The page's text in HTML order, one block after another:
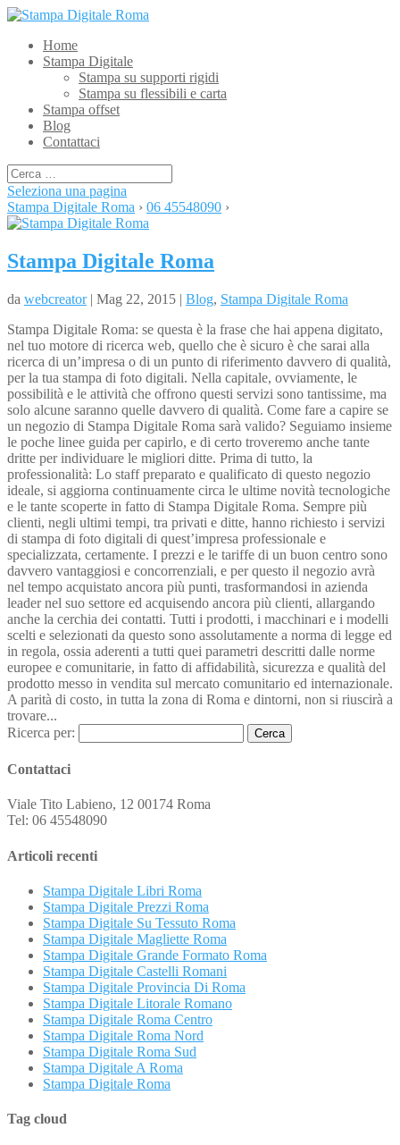
Home
Stampa Digitale
Stampa su supporti rigidi
Stampa su flessibili e carta
Stampa offset
Blog
Contattaci
Seleziona una pagina
Stampa Digitale Roma › 06 45548090 ›
Stampa Digitale Roma
da webcreator| Mag 22, 2015 | Blog, Stampa Digitale Roma
Stampa Digitale Roma: se questa è la frase che hai appena digitato,
nel tuo motore di ricerca web, quello che è sicuro è che sarai alla
ricerca di un’impresa o di un punto di riferimento davvero di qualità,
per la tua stampa di foto digitali. Nella capitale, ovviamente, le
possibilità e le attività che offrono questi servizi sono tantissime, ma
solo alcune saranno quelle davvero di qualità. Come fare a capire se
un negozio di Stampa Digitale Roma sarà valido? Seguiamo insieme
le poche linee guida per capirlo, e di certo troveremo anche tante
dritte per individuare le migliori ditte. Prima di tutto, la
professionalità: Lo staff preparato e qualificato di questo negozio
ideale, si aggiorna continuamente circa le ultime novità tecnologiche
e le tante scoperte in fatto di Stampa Digitale Roma. Sempre più
clienti, negli ultimi tempi, tra privati e ditte, hanno richiesto i servizi
di stampa di foto digitali di quest’impresa professionale e
specializzata, certamente. I prezzi e le tariffe di un buon centro sono
davvero vantaggiosi e concorrenziali, e per questo il negozio avrà
nel tempo acquistato ancora più punti, trasformandosi in azienda
leader nel suo settore ed acquisendo ancora più clienti, allargando
anche la cerchia dei contatti. Tutti i prodotti, i macchinari e i modelli
scelti e selezionati da questo sono assolutamente a norma di legge ed
in regola, ossia aderenti a tutti quei parametri descritti dalle norme
europee e comunitarie, in fatto di affidabilità, sicurezza e qualità del
prodotto messo in vendita sul mercato comunitario ed internazionale.
A parità di costo, in tutta la zona di Roma e dintorni, non si riuscirà a
trovare...
Ricerca per:
Contattaci
Viale Tito Labieno, 12 00174 Roma
Tel: 06 45548090
Articoli recenti
Stampa Digitale Libri Roma
Stampa Digitale Prezzi Roma
Stampa Digitale Su Tessuto Roma
Stampa Digitale Magliette Roma
Stampa Digitale Grande Formato Roma
Stampa Digitale Castelli Romani
Stampa Digitale Provincia Di Roma
Stampa Digitale Litorale Romano
Stampa Digitale Roma Centro
Stampa Digitale Roma Nord
Stampa Digitale Roma Sud
Stampa Digitale A Roma
Stampa Digitale Roma
Tag cloud